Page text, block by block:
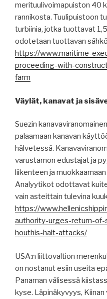
merituulivoimapuiston 40
rannikosta. Tuulipuistoon
turbiinia, jotka tuottavat
odotetaan tuottavan
https://www.maritime-
proceeding-with-
farm
Väylät, kanavat ja
Suezin
palaamaan kanavan
hälvetessä.
varustamon edustajat ja
liikenteen ja
Analyytikot odottavat
vain asteittain tulevina
https://
authority-urges-return-of-
houthis-halt-attacks/
USA:n liittovaltion
on nostanut esiin useita
Panaman välisessä
kyse. Läpinäkyvyys, Kiinan